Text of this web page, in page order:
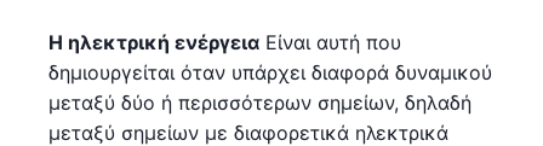
Η ηλεκτρική ενέργεια Είναι αυτή που
δημιουργείται όταν υπάρχει διαφορά δυναμικού
μεταξύ δύο ή περισσότερων σημείων, δηλαδή
μεταξύ σημείων με διαφορετικά ηλεκτρικά